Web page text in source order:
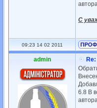
С
09:23 14 02 2011
admin
6.8 В